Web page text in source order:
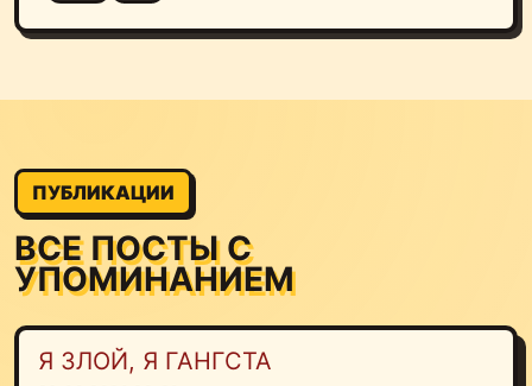
ПУБЛИКАЦИИ
ВСЕ ПОСТЫ С
УПОМИНАНИЕМ
Я ЗЛОЙ, Я ГАНГСТА